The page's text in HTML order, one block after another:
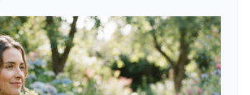
Les
meilleures
idées
de
voyage